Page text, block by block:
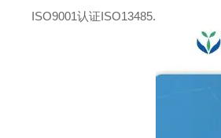
ISO9001认证ISO13485.